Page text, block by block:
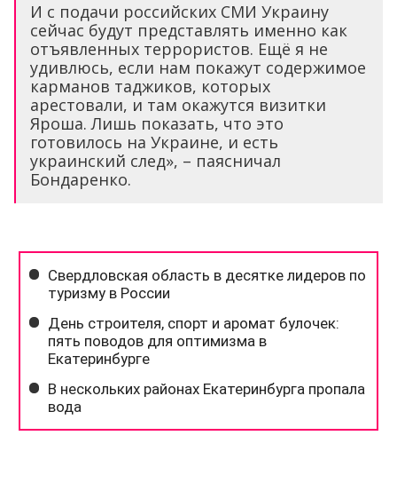
И с подачи российских СМИ Украину
сейчас будут представлять именно как
отъявленных террористов. Ещё я не
удивлюсь, если нам покажут содержимое
карманов таджиков, которых
арестовали, и там окажутся визитки
Яроша. Лишь показать, что это
готовилось на Украине, и есть
украинский след», – паясничал
Бондаренко.